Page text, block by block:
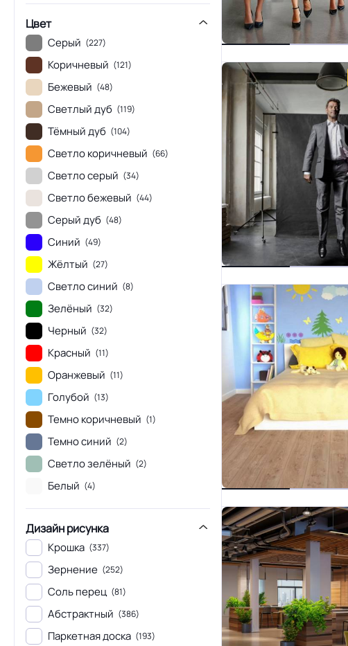
Цвет
Серый (227)
Коричневый (121)
Бежевый (48)
Светлый дуб (119)
Тёмный дуб (104)
Светло коричневый (66)
Светло серый (34)
Светло бежевый (44)
Серый дуб (48)
Синий (49)
Жёлтый (27)
Светло синий (8)
Зелёный (32)
Черный (32)
Красный (11)
Оранжевый (11)
Голубой (13)
Темно коричневый (1)
Темно синий (2)
Светло зелёный (2)
Белый (4)
Дизайн рисунка
Крошка (337)
Зернение (252)
Соль перец (81)
Абстрактный (386)
Паркетная доска (193)